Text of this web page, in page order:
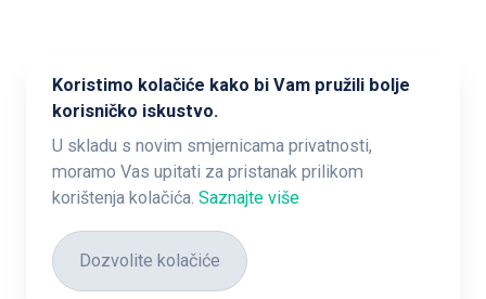
Koristimo kolačiće kako bi Vam pružili bolje
korisničko iskustvo.
U skladu s novim smjernicama privatnosti,
moramo Vas upitati za pristanak prilikom
korištenja kolačića. Saznajte više
Dozvolite kolačiće